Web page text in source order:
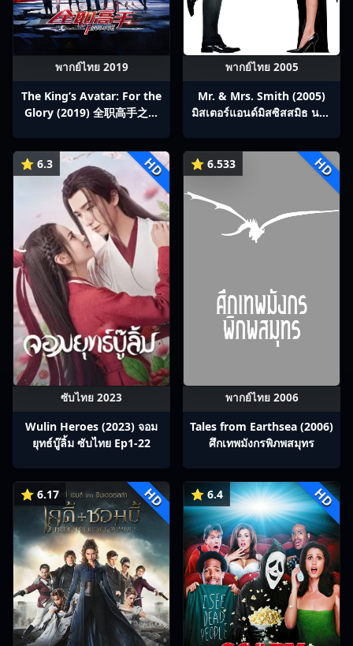
พากย์ไทย 2019
The King’s Avatar: For the
Glory (2019) 全职高手之巅
พากย์ไทย 2005
Mr. & Mrs. Smith (2005)
มิสเตอร์แอนด์มิสซิสสมิธ นาย
⭐ 6.3 HD
ซับไทย 2023
Wulin Heroes (2023) จอม
ยุทธ์บู๊ลิ้ม ซับไทย Ep1-22
⭐ 6.533 HD
พากย์ไทย 2006
Tales from Earthsea (2006)
ศึกเทพมังกรพิภพสมุทร
⭐ 6.17 HD ⭐ 6.4 HD